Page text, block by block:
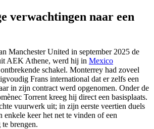
verwachtingen naar een
Manchester United in september 2025 de
AEK Athene, werd hij in Mexico
schakel. Monterrey had zoveel
Frans international dat er zelfs een
in zijn contract werd opgenomen. Onder de
Torrent kreeg hij direct een basisplaats.
vuurwerk uit; in zijn eerste veertien duels
enkele keer het net te vinden of een
brengen.